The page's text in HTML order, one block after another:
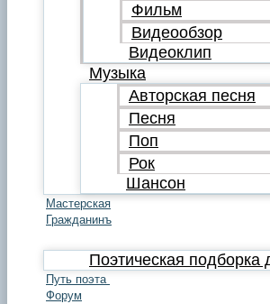
Фильм
Видеообзор
Видеоклип
Музыка
Авторская песня
Песня
Поп
Рок
Шансон
Мастерская
Гражданинъ
Поэтическая подборка
Путь поэта
Форум